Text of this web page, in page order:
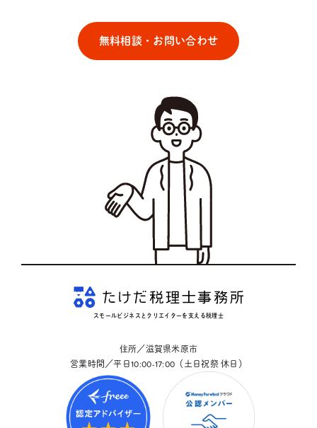
無料相談・お問い合わせ
スモールビジネスとクリエイターを支える税理士
住所／滋賀県米原市
営業時間／平日10:00-17:00（土日祝祭 休日）